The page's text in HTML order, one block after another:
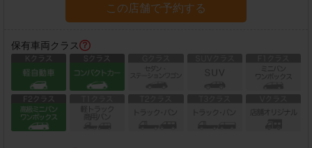
この店舗で予約する
保有車両クラス